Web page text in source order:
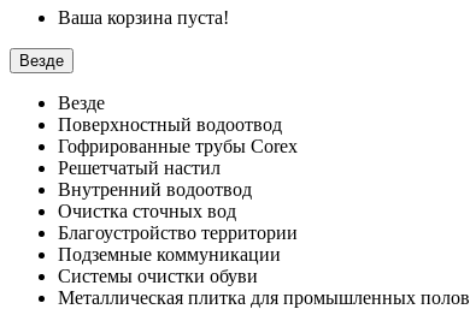
Ваша корзина пуста!
Везде
Везде
Поверхностный водоотвод
Гофрированные трубы Corex
Решетчатый настил
Внутренний водоотвод
Очистка сточных вод
Благоустройство территории
Подземные коммуникации
Системы очистки обуви
Металлическая плитка для промышленных полов